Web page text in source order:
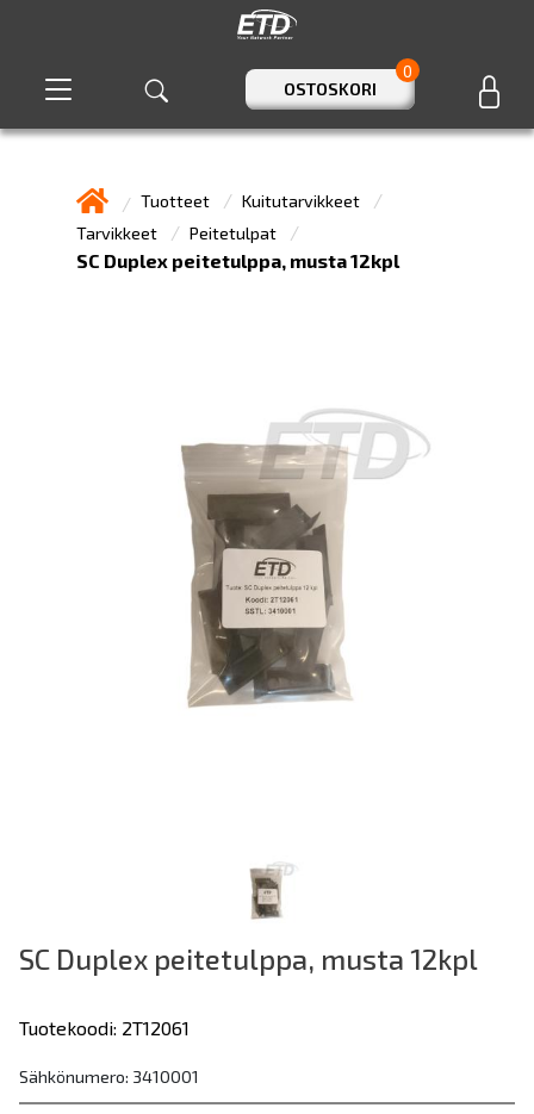
OSTOSKORI
0
Tuotteet
Kuitutarvikkeet
Tarvikkeet
Peitetulpat
SC Duplex peitetulppa, musta 12kpl
SC Duplex peitetulppa, musta 12kpl
Tuotekoodi: 2T12061
Sähkönumero: 3410001